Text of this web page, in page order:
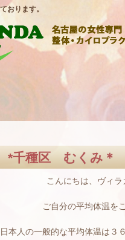
おります。
*千種区 むくみ＊
こんにちは、ヴィラ
ご自分の平均体温を
日本人の一般的な平均体温は３